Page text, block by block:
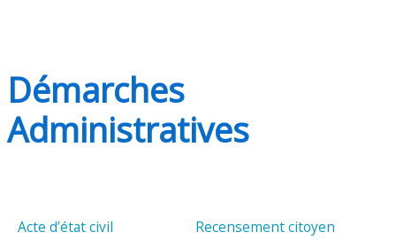
Démarches
Administratives
Acte d’état civil Recensement citoyen